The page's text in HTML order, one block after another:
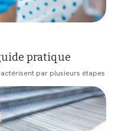
pratique
par plusieurs étapes